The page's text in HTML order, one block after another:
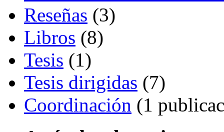
Reseñas (3)
Libros (8)
Tesis (1)
Tesis dirigidas (7)
Coordinación (1